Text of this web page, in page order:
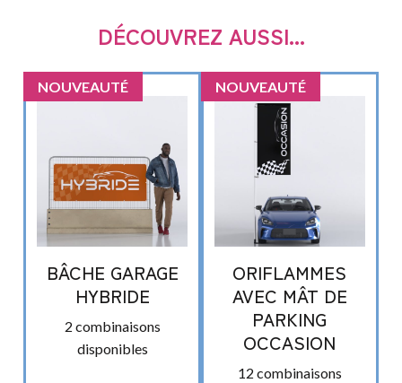
DÉCOUVREZ AUSSI...
NOUVEAUTÉ
BÂCHE GARAGE
HYBRIDE
2 combinaisons
disponibles
NOUVEAUTÉ
ORIFLAMMES
AVEC MÂT DE
PARKING
OCCASION
12 combinaisons